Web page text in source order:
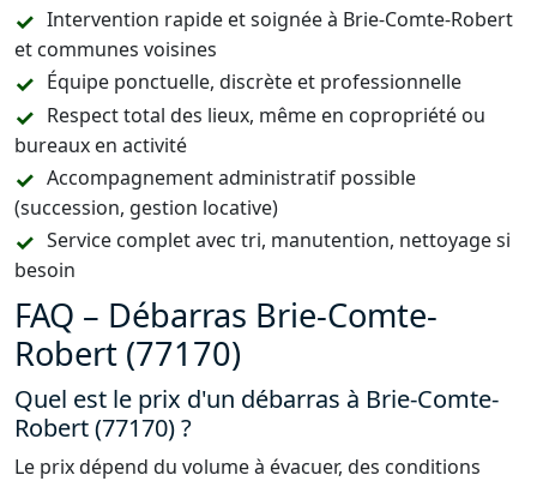
Intervention rapide et soignée à Brie-Comte-Robert
et communes voisines
Équipe ponctuelle, discrète et professionnelle
Respect total des lieux, même en copropriété ou
bureaux en activité
Accompagnement administratif possible
(succession, gestion locative)
Service complet avec tri, manutention, nettoyage si
besoin
FAQ – Débarras Brie-Comte-
Robert (77170)
Quel est le prix d'un débarras à Brie-Comte-
Robert (77170) ?
Le prix dépend du volume à évacuer, des conditions